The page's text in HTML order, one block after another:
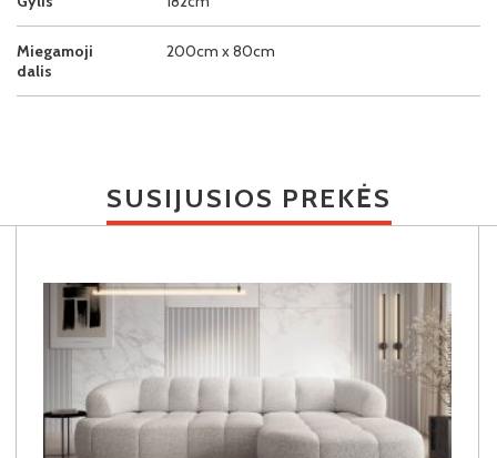
Miegamoji
dalis
200cm x 80cm
SUSIJUSIOS PREKĖS